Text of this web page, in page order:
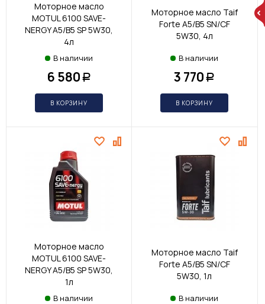
Моторное масло
MOTUL 6100 SAVE-
NERGY A5/B5 SP 5W30,
4л
В наличии
6 580 Р
В КОРЗИНУ
Моторное масло Taif
Forte A5/B5 SN/CF
5W30, 4л
В наличии
3 770 Р
В КОРЗИНУ
Моторное масло
MOTUL 6100 SAVE-
NERGY A5/B5 SP 5W30,
1л
В наличии
Моторное масло Taif
Forte A5/B5 SN/CF
5W30, 1л
В наличии